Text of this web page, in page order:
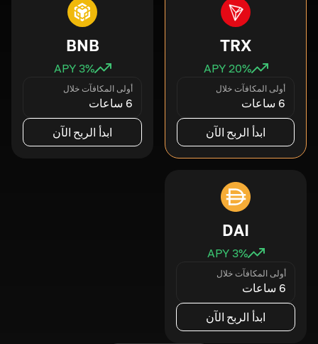
TRX
20% APY
أولى المكافآت خلال
6 ساعات
ابدأ الربح الآن
BNB
3% APY
أولى المكافآت خلال
6 ساعات
ابدأ الربح الآن
DAI
3% APY
أولى المكافآت خلال
6 ساعات
ابدأ الربح الآن